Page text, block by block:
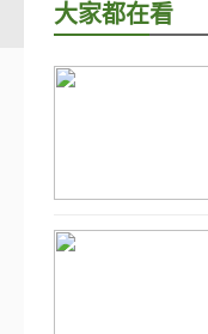
大家都在看